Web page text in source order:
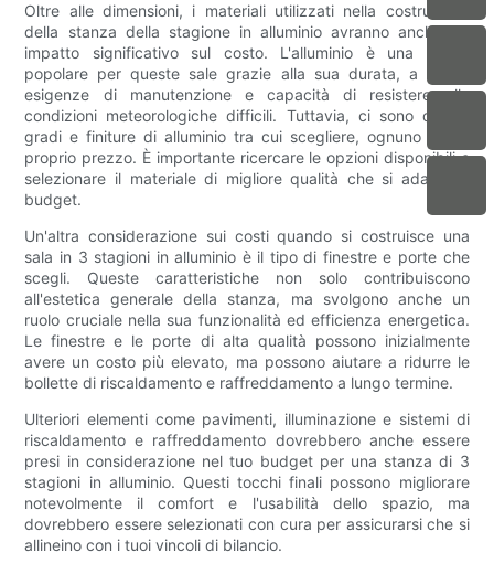
Oltre alle dimensioni, i materiali utilizzati nella costruzione
della stanza della stagione in alluminio avranno anche un
impatto significativo sul costo. L'alluminio è una scelta
popolare per queste sale grazie alla sua durata, a basse
esigenze di manutenzione e capacità di resistere alle
condizioni meteorologiche difficili. Tuttavia, ci sono diversi
gradi e finiture di alluminio tra cui scegliere, ognuno con il
proprio prezzo. È importante ricercare le opzioni disponibili e
selezionare il materiale di migliore qualità che si adatta al
budget.
Un'altra considerazione sui costi quando si costruisce una
sala in 3 stagioni in alluminio è il tipo di finestre e porte che
scegli. Queste caratteristiche non solo contribuiscono
all'estetica generale della stanza, ma svolgono anche un
ruolo cruciale nella sua funzionalità ed efficienza energetica.
Le finestre e le porte di alta qualità possono inizialmente
avere un costo più elevato, ma possono aiutare a ridurre le
bollette di riscaldamento e raffreddamento a lungo termine.
Ulteriori elementi come pavimenti, illuminazione e sistemi di
riscaldamento e raffreddamento dovrebbero anche essere
presi in considerazione nel tuo budget per una stanza di 3
stagioni in alluminio. Questi tocchi finali possono migliorare
notevolmente il comfort e l'usabilità dello spazio, ma
dovrebbero essere selezionati con cura per assicurarsi che si
allineino con i tuoi vincoli di bilancio.